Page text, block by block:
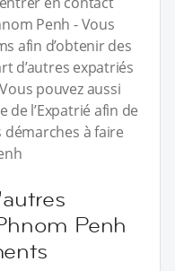
Penh - Vous
afin d’obtenir des
d’autres expatriés
pouvez aussi
l’Expatrié afin de
à faire
Penh